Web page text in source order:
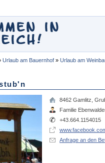
Urlaub am Bauernhof » Urlaub am
8462 Gamlitz
Familie
+43.664.1154015
Anfrage an den